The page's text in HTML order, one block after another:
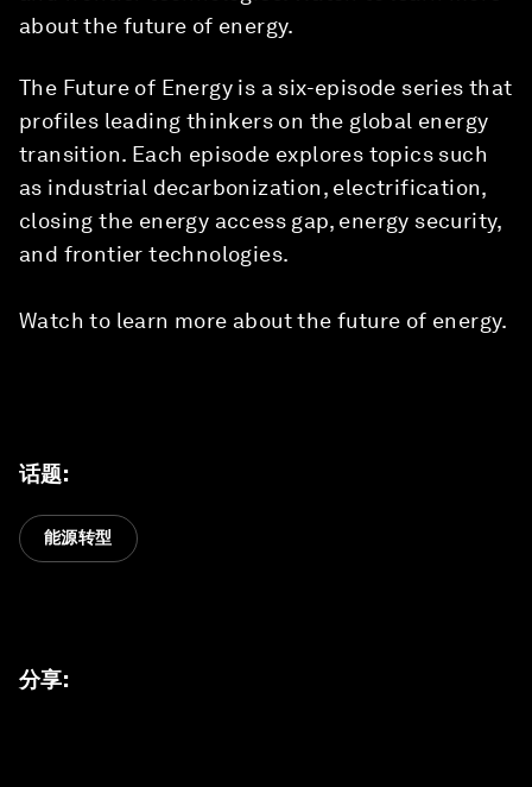
about the future of energy.
The Future of Energy is a six-episode series that
profiles leading thinkers on the global energy
transition. Each episode explores topics such
as industrial decarbonization, electrification,
closing the energy access gap, energy security,
and frontier technologies.
Watch to learn more about the future of energy.
话题:
能源转型
分享: